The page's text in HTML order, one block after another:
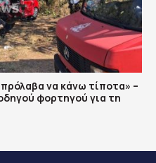
να κάνω τίποτα» –
φορτηγού για τη